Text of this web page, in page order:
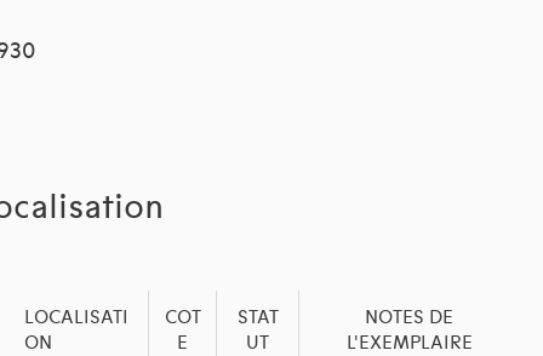
LOCALISATI
ON
COT
E
STAT
UT
NOTES DE
L'EXEMPLAIRE